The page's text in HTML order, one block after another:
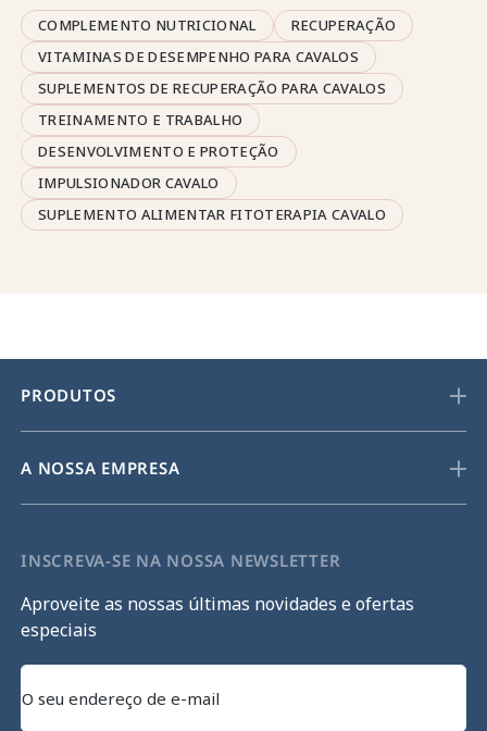
COMPLEMENTO NUTRICIONAL
RECUPERAÇÃO
VITAMINAS DE DESEMPENHO PARA CAVALOS
SUPLEMENTOS DE RECUPERAÇÃO PARA CAVALOS
TREINAMENTO E TRABALHO
DESENVOLVIMENTO E PROTEÇÃO
IMPULSIONADOR CAVALO
SUPLEMENTO ALIMENTAR FITOTERAPIA CAVALO
PRODUTOS
A NOSSA EMPRESA
INSCREVA-SE NA NOSSA NEWSLETTER
Aproveite as nossas últimas novidades e ofertas
especiais